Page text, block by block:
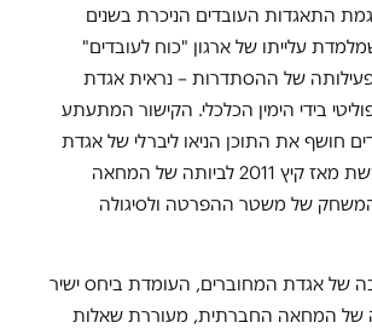
התאגדות העובדים הניכרת בשנים
עלייתו של ארגון "כוח לעובדים"
של ההסתדרות – נראית אגדת
בידי הימין הכלכלי. הקישור המתעתע
חושף את התוכן הניאו ליברלי של אגדת
המחוברים המשמשת מאז קיץ 2011 לביותה של המחאה
של משטר ההפרטה ולסיגולה
של אגדת המחוברים, העומדת ביחס ישיר
של המחאה החברתית, מעוררת שאלות